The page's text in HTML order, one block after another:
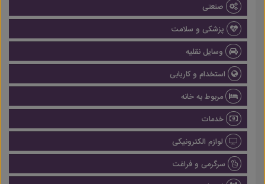
صنعتی
پزشکی و سلامت
وسایل نقلیه
استخدام و کاریابی
مربوط به خانه
خدمات
لوازم الکترونیکی
سرگرمی و فراغت